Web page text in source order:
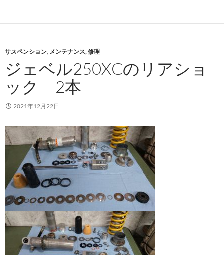
サスペンション, メンテナンス,修理
ジェベル250XCのリアショ
ック 2本
2021年12月22日